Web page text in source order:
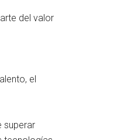
del valor
el
superar